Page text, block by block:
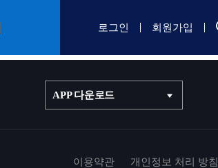
로그인 회원가입
APP 다운로드
이용약관 개인정보 처리 방침